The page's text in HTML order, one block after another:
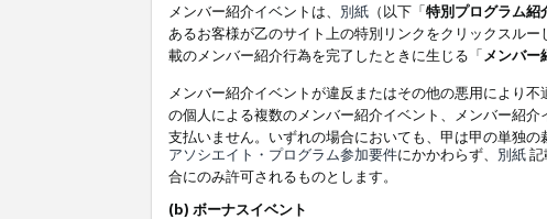
メンバー紹介イベントは、 別紙 （以下「特別プログラム紹
あるお客様が乙のサイト上の特別リンクをクリックスル
載のメンバー紹介行為を完了したときに生じる「 メンバー
メンバー紹介イベントが違反またはその他の悪用により
の個人による複数のメンバー紹介イベント、メンバー紹
支払いません。いずれの場合においても、甲は甲の単独
アソシエイト・プログラム参加要件にかかわらず、 別紙記
合にのみ許可されるものとします。
(b) ボーナスイベント